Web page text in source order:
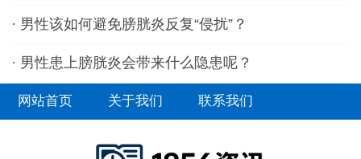
· 男性该如何避免膀胱炎反复“侵扰”？
· 男性患上膀胱炎会带来什么隐患呢？
网站首页 关于我们 联系我们